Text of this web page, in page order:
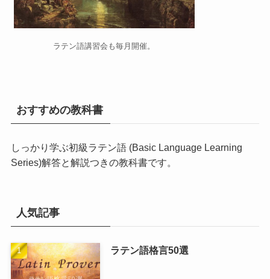
ラテン語講習会 も毎月開催。
おすすめの教科書
しっかり学ぶ初級ラテン語 (Basic Language Learning
Series)解答と解説つきの教科書です。
人気記事
ラテン語格言50選